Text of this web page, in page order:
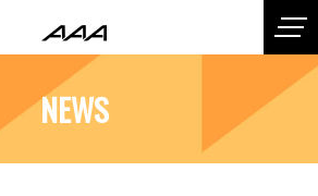
NEWS